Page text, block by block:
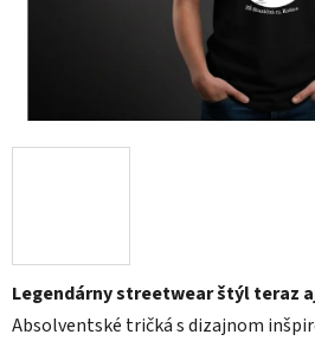
Legendárny streetwear štýl teraz
Absolventské tričká s dizajnom